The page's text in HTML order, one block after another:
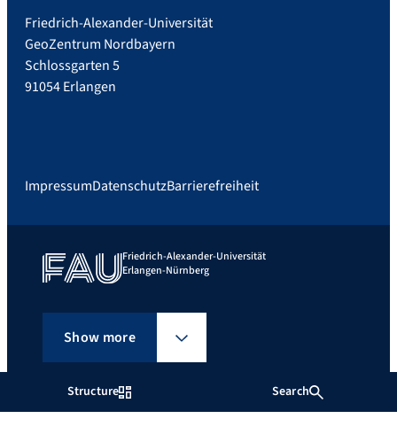
Structure Search
Friedrich-Alexander-Universität
GeoZentrum Nordbayern
Schlossgarten 5
91054 Erlangen
ImpressumDatenschutzBarrierefreiheit
Friedrich-Alexander-Universität
Erlangen-Nürnberg
Show more